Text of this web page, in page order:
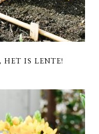
IS LENTE!